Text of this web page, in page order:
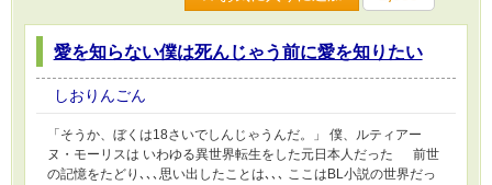
愛を知らない僕は死んじゃう前に愛を知りたい
しおりんごん
「そうか、ぼくは18さいでしんじゃうんだ。」 僕、ルティアー
ヌ・モーリスは いわゆる異世界転生をした元日本人だった 前世
の記憶をたどり､､､思い出したことは､､､ ここはBL小説の世界だっ